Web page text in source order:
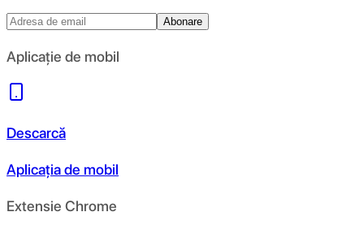
Abonare
Aplicație de mobil
Descarcă
Aplicația de mobil
Extensie Chrome